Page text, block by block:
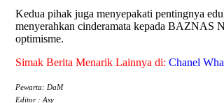
Kedua pihak juga menyepakati pentingnya
menyerahkan cinderamata kepada BAZNAS
optimisme.
Simak Berita Menarik Lainnya di: Chanel
Pewarta: DaM
Editor : Asy